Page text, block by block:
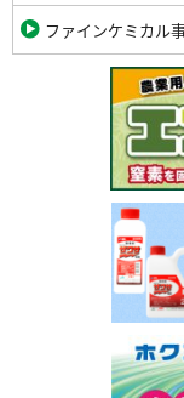
ファインケミカル